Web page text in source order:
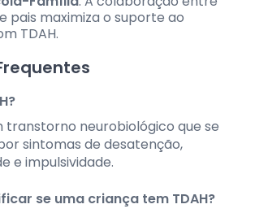
pais maximiza o suporte ao
TDAH.
transtorno neurobiológico que se
sintomas de desatenção,
e impulsividade.
se uma criança tem TDAH?